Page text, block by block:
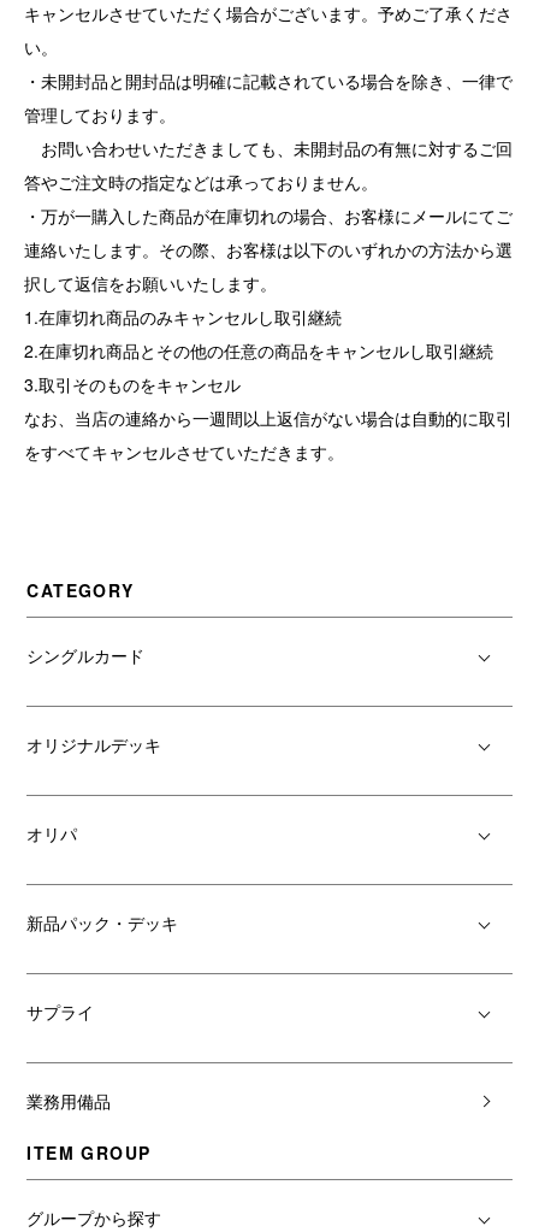
キャンセルさせていただく場合がございます。予めご了承くださ
い。
・未開封品と開封品は明確に記載されている場合を除き、一律で
管理しております。
お問い合わせいただきましても、未開封品の有無に対するご回
答やご注文時の指定などは承っておりません。
・万が一購入した商品が在庫切れの場合、お客様にメールにてご
連絡いたします。その際、お客様は以下のいずれかの方法から選
択して返信をお願いいたします。
1.在庫切れ商品のみキャンセルし取引継続
2.在庫切れ商品とその他の任意の商品をキャンセルし取引継続
3.取引そのものをキャンセル
なお、当店の連絡から一週間以上返信がない場合は自動的に取引
をすべてキャンセルさせていただきます。
CATEGORY
シングルカード
オリジナルデッキ
オリパ
新品パック・デッキ
サプライ
業務用備品
ITEM GROUP
グループから探す